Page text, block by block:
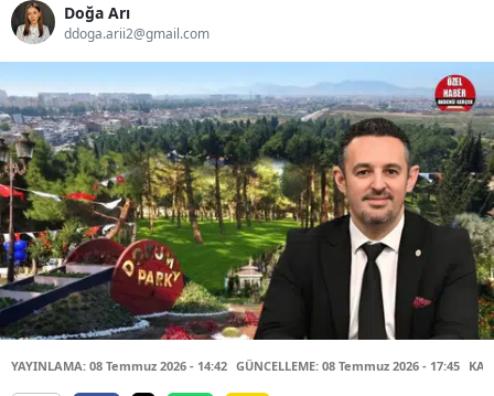
Doğa Arı
ddoga.arii2@gmail.com
YAYINLAMA: 08 Temmuz 2026 - 14:42 GÜNCELLEME: 08 Temmuz 2026 - 17:45